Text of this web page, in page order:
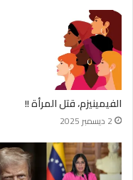
الفيمينيزم، قتل المرأة !!
2 ديسمبر 2025